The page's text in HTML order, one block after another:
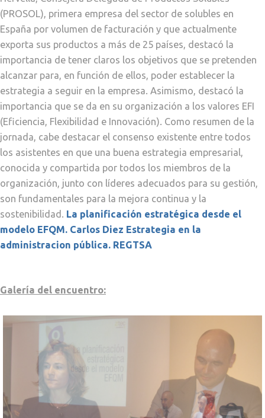
(PROSOL), primera empresa del sector de solubles en
España por volumen de facturación y que actualmente
exporta sus productos a más de 25 países, destacó la
importancia de tener claros los objetivos que se pretenden
alcanzar para, en función de ellos, poder establecer la
estrategia a seguir en la empresa. Asimismo, destacó la
importancia que se da en su organización a los valores EFI
(Eficiencia, Flexibilidad e Innovación). Como resumen de la
jornada, cabe destacar el consenso existente entre todos
los asistentes en que una buena estrategia empresarial,
conocida y compartida por todos los miembros de la
organización, junto con líderes adecuados para su gestión,
son fundamentales para la mejora continua y la
sostenibilidad. La planificación estratégica desde el
modelo EFQM. Carlos Diez Estrategia en la
administracion pública. REGTSA
Galería del encuentro: